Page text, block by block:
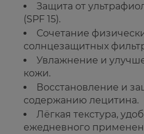
Защита от
(SPF 15).
Сочетание
солнцезащитных
Увлажнение и
кожи.
Восстановление и
содержанию лецитина.
Лёгкая текстура,
ежедневного